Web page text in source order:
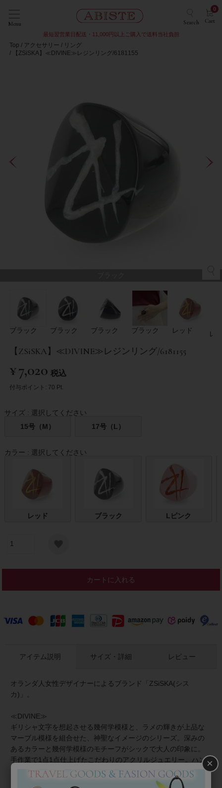
Menu Search Cart
0
最短翌営業日配送・11,000円以上ご購入で送料当社負担
Top アクセサリー
リング
【ZSiSKA】≪DIVINE≫レジンリング/6181155
ブラック ブラック ブラック ブラック レッド レ
【ZSiSKA】≪DIVINE≫レジンリング/6181155
¥7,020 税込
付与ポイント: 70 Pt.
サイズ
選択してください
15号（М）
17号（L）
カラー 選択してください
レッド ブラック Lピンク
カートに入れる
アイテム説明
オランダ人女性デザイナーによるブランド「ZSiSKA(シス
カ)」。
≪DIVINE≫
ギリシャ文字を想起させる幾何学模様と、ラメの輝きが上品な
マーブル模様を組合せた、神聖なイメージのシリーズ。深みの
あるカラーと幾何学模様のモチーフがシックで大人の印象に。
手作業で1点1点仕上げたこだわりのアクリルジュエリー。ハン
ドメイドならではの魅力をお楽しみください。
サイズ・詳細 レビュー
×